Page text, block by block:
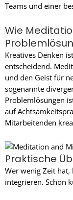
Teams und einer
Wie
Kreatives Denken
entscheidend.
und den Geist für
sogenannte
Problemlösungen
auf
Mitarbeitenden
Praktische
Wer wenig Zeit
integrieren. Schon